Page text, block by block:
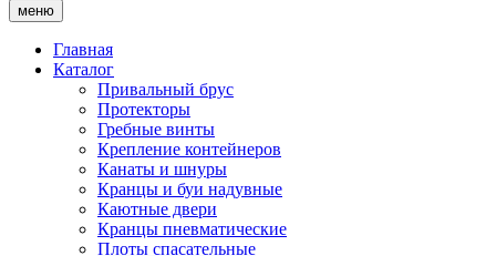
меню
Главная
Каталог
Привальный брус
Протекторы
Гребные винты
Крепление контейнеров
Канаты и шнуры
Кранцы и буи надувные
Каютные двери
Кранцы пневматические
Плоты спасательные